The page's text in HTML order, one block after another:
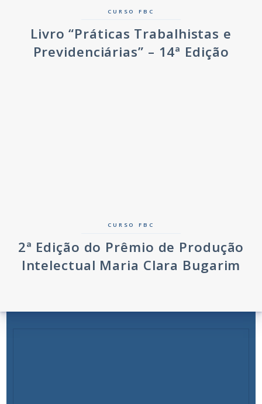
CURSO FBC
Livro “Práticas Trabalhistas e
Previdenciárias” – 14ª Edição
CURSO FBC
2ª Edição do Prêmio de Produção
Intelectual Maria Clara Bugarim